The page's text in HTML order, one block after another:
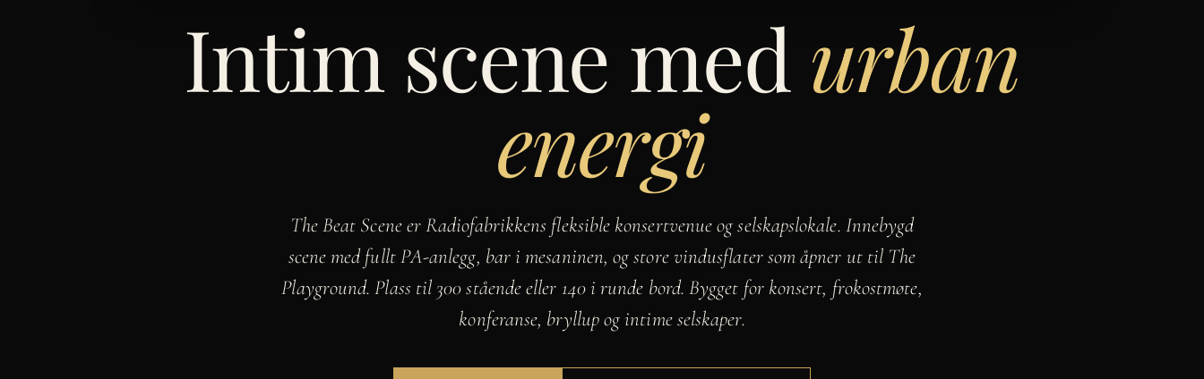
Intim scene medurban
energi
The Beat Scene er Radiofabrikkens fleksible konsertvenue og selskapslokale. Innebygd
scene med fullt PA-anlegg, bar i mesaninen, og store vindusflater som åpner ut til The
Playground. Plass til 300 stående eller 140 i runde bord. Bygget for konsert, frokostmøte,
konferanse, bryllup og intime selskaper.